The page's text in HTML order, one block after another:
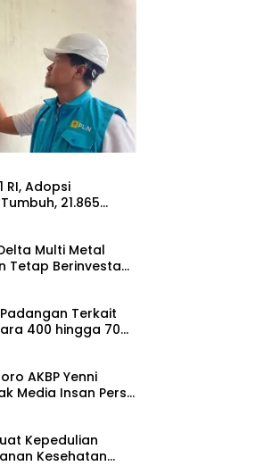
RI, Adopsi
21.865
pada Semester
Multi Metal
Tetap Berinvestasi
Terkait
400 hingga 700
AKBP Yenni
Media Insan Pers
Kepedulian
Kesehatan